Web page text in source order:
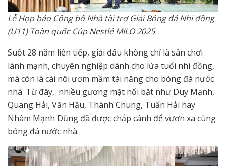
Lễ Họp báo Công bố Nhà tài trợ Giải Bóng đá Nhi đồng
(U11) Toàn quốc Cúp Nestlé MILO 2025
Suốt 28 năm liên tiếp, giải đấu không chỉ là sân chơi
lành mạnh, chuyên nghiệp dành cho lứa tuổi nhi đồng,
mà còn là cái nôi ươm mầm tài năng cho bóng đá nước
nhà. Từ đây, nhiều gương mặt nổi bật như Duy Mạnh,
Quang Hải, Văn Hậu, Thành Chung, Tuấn Hải hay
Nhâm Mạnh Dũng đã được chắp cánh để vươn xa cùng
bóng đá nước nhà.